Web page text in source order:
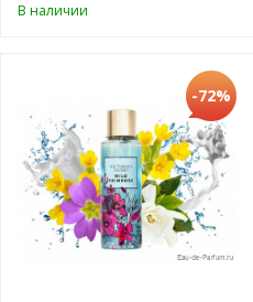
В наличии
-72%